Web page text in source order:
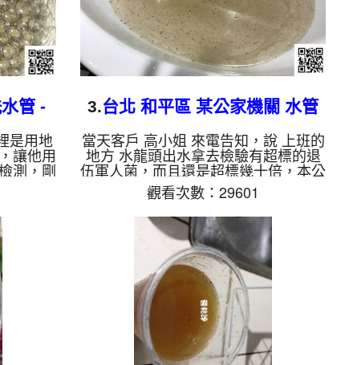
管 -
是用地
讓他用
測，剛
堵住，
架設
黑色的
一塊的
下圖片
泡沫
次，本
管清洗
，徐先
水管,
3.台北 和平區 某公家機關 水管
清洗
當天客戶 高小姐 來電告知，說 上班的
地方 水龍頭出水拿去檢驗有超標的退
伍軍人菌，而且還是超標幾十倍，本公
司到現場檢測，高小姐告知管路是新
的，但不知為什麼會這樣，本公司才剛
水龍頭，就發現裡面有很多東西，二話
不說 就架設 管路清洗機 ，開始 清洗
水管 ，黑色的髒水從水龍頭流出，就
發現水上有浮一層油及異物，如下圖及
影片，客戶 高小姐 看了嚇了一跳，怎
麼這麼可怕，清洗過程中， 水管清洗
約十個小時後，水管出水已經沒有異
物，水也送驗了， 經過約一個月的時
間，報告回復是退伍軍人菌未檢出，如
下圖，努力總算有...
觀看次數：29601